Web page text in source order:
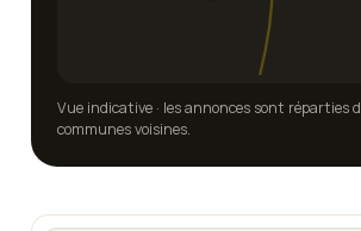
Vue indicative · les annonces sont réparties
communes voisines.